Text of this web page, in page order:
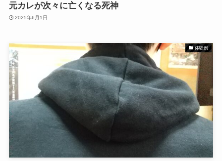
元カレが次々に亡くなる死神
2025年6月1日
体験例